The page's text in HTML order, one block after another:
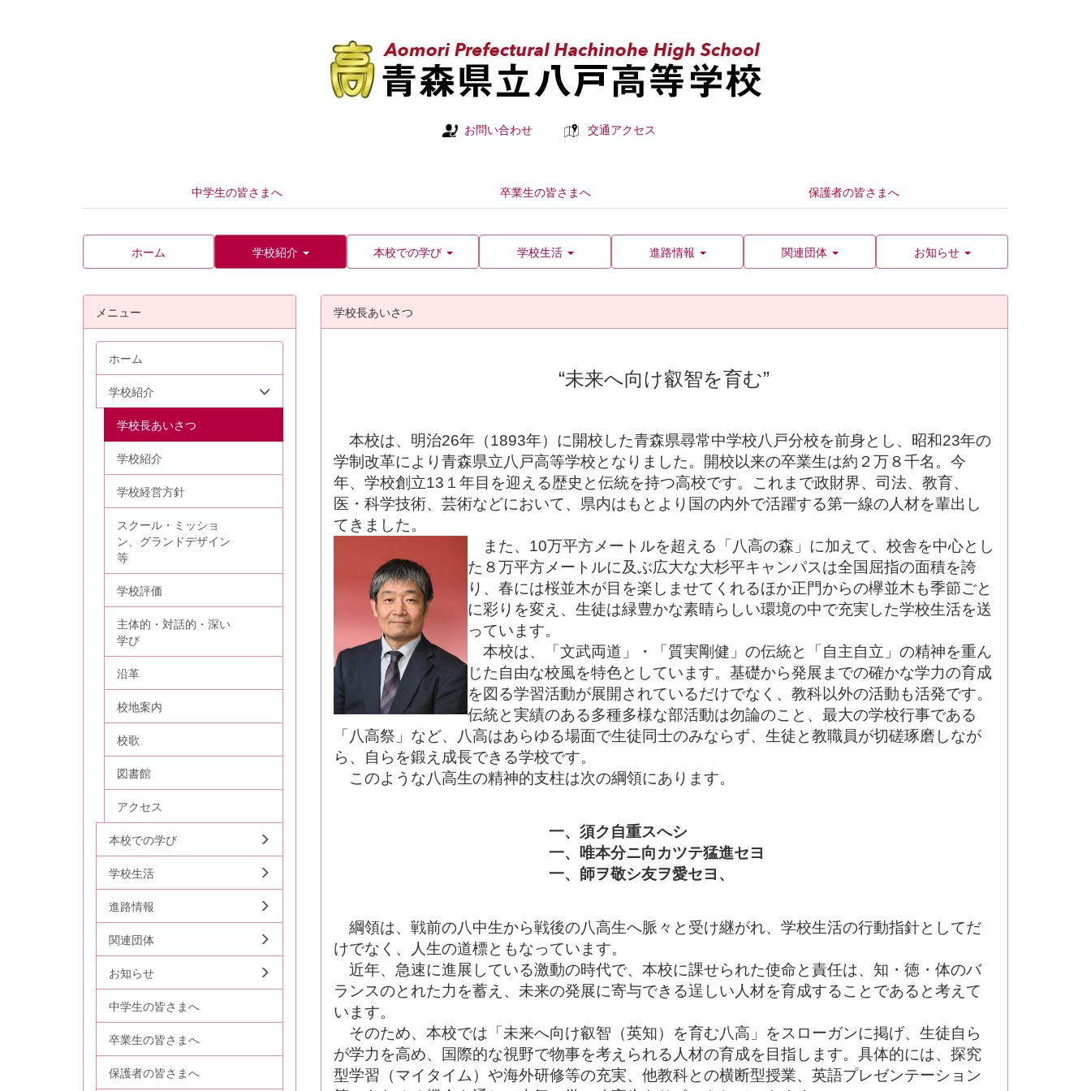
お問い合わせ 交通アクセス
中学生の皆さまへ 卒業生の皆さまへ 保護者の皆さまへ
ホーム 学校紹介 本校での学び 学校生活 進路情報 関連団体 お知らせ
学校長あいさつ
“未来へ向け叡智を育む”
本校は、明治26年（1893年）に開校した青森県尋常中学校八戸分校を前身とし、昭和23年の
学制改革により青森県立八戸高等学校となりました。開校以来の卒業生は約２万８千名。今
年、学校創立13１年目を迎える歴史と伝統を持つ高校です。これまで政財界、司法、教育、
医・科学技術、芸術などにおいて、県内はもとより国の内外で活躍する第一線の人材を輩出し
てきました。
また、10万平方メートルを超える「八高の森」に加えて、校舎を中心とし
た８万平方メートルに及ぶ広大な大杉平キャンパスは全国屈指の面積を誇
り、春には桜並木が目を楽しませてくれるほか正門からの欅並木も季節ごと
に彩りを変え、生徒は緑豊かな素晴らしい環境の中で充実した学校生活を送
っています。
本校は、「文武両道」・「質実剛健」の伝統と「自主自立」の精神を重ん
じた自由な校風を特色としています。基礎から発展までの確かな学力の育成
を図る学習活動が展開されているだけでなく、教科以外の活動も活発です。
伝統と実績のある多種多様な部活動は勿論のこと、最大の学校行事である
「八高祭」など、八高はあらゆる場面で生徒同士のみならず、生徒と教職員が切磋琢磨しなが
ら、自らを鍛え成長できる学校です。
このような八高生の精神的支柱は次の綱領にあります。
一、須ク自重スへシ
一、唯本分ニ向カツテ猛進セヨ
一、師ヲ敬シ友ヲ愛セヨ、
綱領は、戦前の八中生から戦後の八高生へ脈々と受け継がれ、学校生活の行動指針としてだ
けでなく、人生の道標ともなっています。
近年、急速に進展している激動の時代で、本校に課せられた使命と責任は、知・徳・体のバ
ランスのとれた力を蓄え、未来の発展に寄与できる逞しい人材を育成することであると考えて
います。
そのため、本校では「未来へ向け叡智（英知）を育む八高」をスローガンに掲げ、生徒自ら
が学力を高め、国際的な視野で物事を考えられる人材の育成を目指します。具体的には、探究
型学習（マイタイム）や海外研修等の充実、他教科との横断型授業、英語プレゼンテーション
メニュー
ホーム
学校紹介
学校長あいさつ
学校紹介
学校経営方針
スクール・ミッショ
ン、グランドデザイン
等
学校評価
主体的・対話的・深い
学び
沿革
校地案内
校歌
図書館
アクセス
本校での学び
学校生活
進路情報
関連団体
お知らせ
中学生の皆さまへ
卒業生の皆さまへ
保護者の皆さまへ